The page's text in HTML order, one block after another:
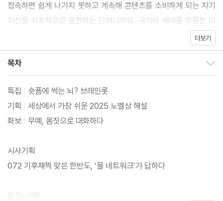
접속하면 쉽게 나가지 못하고 계속해 콘텐츠를 소비하게 되는 자기
자신을 자조적으로 표현하는 단어니까요. 국가와 세대를 막론한 이
더보기
목차
특집 : 숏폼에 썩는 뇌? 브레인롯
기획 : 세상에서 가장 쉬운 2025 노벨상 해설
화보 : 무예, 몸짓으로 대화하다
시사기획
072 기후채찍 맞은 한반도, ‘물 네트워크’가 답하다
발견×과학